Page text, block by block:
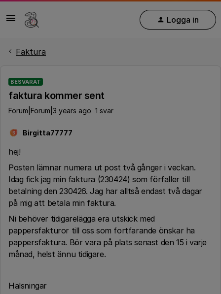
Logga in
Faktura
BESVARAT
faktura kommer sent
Forum|Forum|3 years ago 1 svar
B Birgitta77777
hej!
Posten lämnar numera ut post två gånger i veckan.
Idag fick jag min faktura (230424) som förfaller till
betalning den 230426. Jag har alltså endast två dagar
på mig att betala min faktura.
Ni behöver tidigarelägga era utskick med
pappersfakturor till oss som fortfarande önskar ha
pappersfaktura. Bör vara på plats senast den 15 i varje
månad, helst ännu tidigare.
Hälsningar